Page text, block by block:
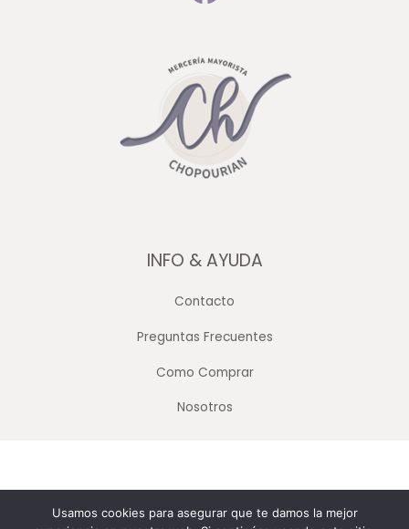
INFO & AYUDA
Contacto
Preguntas Frecuentes
Como Comprar
Nosotros
Usamos cookies para asegurar que te damos la mejor